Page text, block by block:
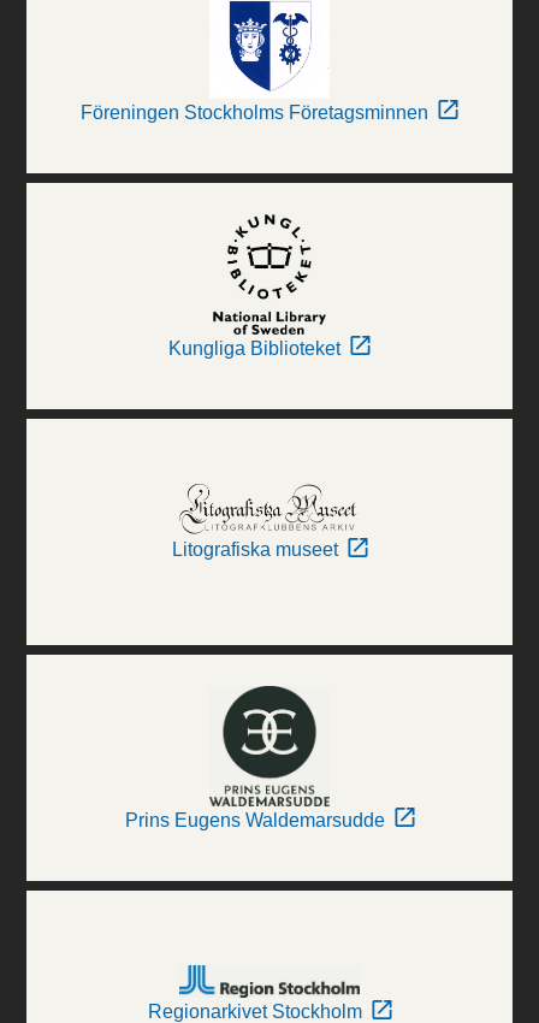
Föreningen Stockholms Företagsminnen
Kungliga Biblioteket
Litografiska museet
Prins Eugens Waldemarsudde
Regionarkivet Stockholm